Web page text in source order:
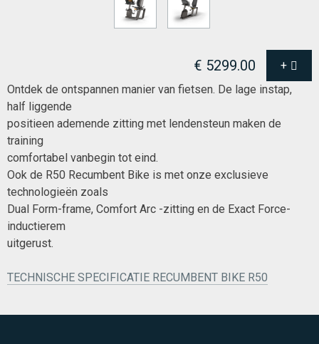
+
€ 5299.00
Ontdek de ontspannen manier van fietsen. De lage instap,
half liggende
positieen ademende zitting met lendensteun maken de
training
comfortabel vanbegin tot eind.
Ook de R50 Recumbent Bike is met onze exclusieve
technologieën zoals
Dual Form-frame, Comfort Arc -zitting en de Exact Force-
inductierem
uitgerust.
TECHNISCHE SPECIFICATIE RECUMBENT BIKE R50